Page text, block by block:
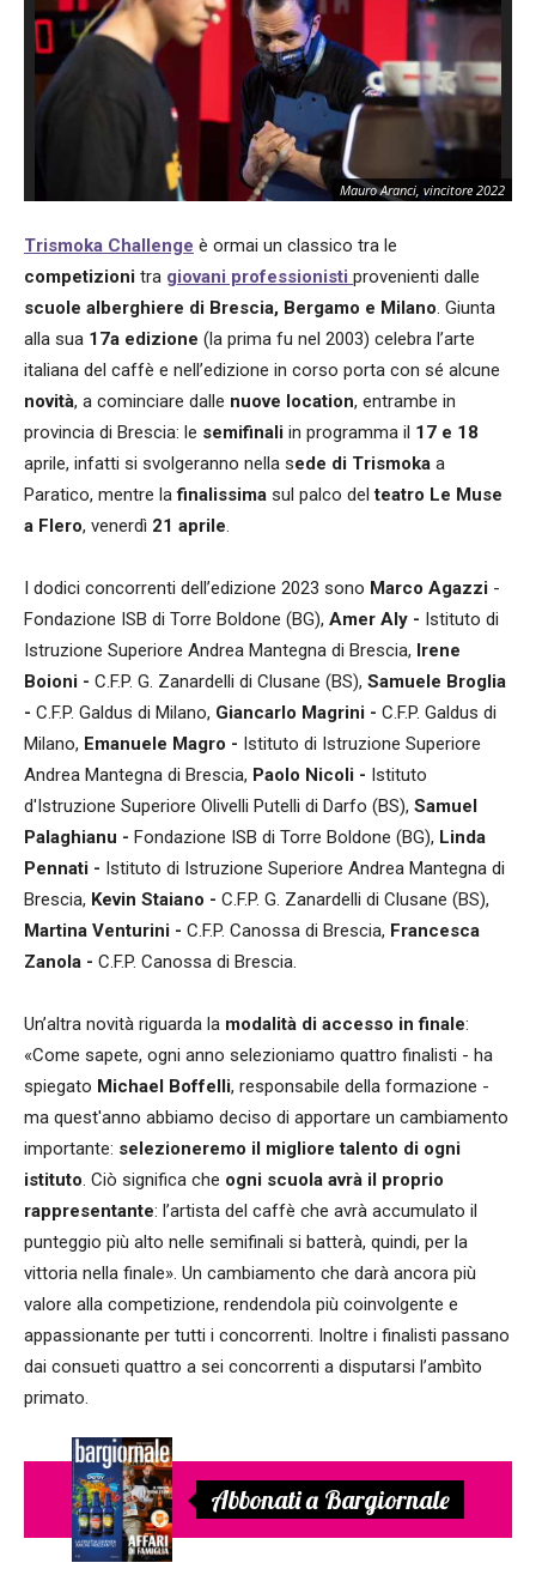
Mauro Aranci, vincitore 2022
Trismoka Challenge è ormai un classico tra le
competizioni tra giovani professionisti provenienti dalle
scuole alberghiere di Brescia, Bergamo e Milano. Giunta
alla sua 17a edizione (la prima fu nel 2003) celebra l’arte
italiana del caffè e nell’edizione in corso porta con sé alcune
novità, a cominciare dalle nuove location, entrambe in
provincia di Brescia: le semifinali in programma il 17 e 18
aprile, infatti si svolgeranno nella sede di Trismoka a
Paratico, mentre lafinalissima sul palco delteatro Le Muse
a Flero, venerdì 21 aprile.
I dodici concorrenti dell’edizione 2023 sono Marco Agazzi -
Fondazione ISB di Torre Boldone (BG), Amer Aly - Istituto di
Istruzione Superiore Andrea Mantegna di Brescia, Irene
Boioni - C.F.P. G. Zanardelli di Clusane (BS), Samuele Broglia
- C.F.P. Galdus di Milano, Giancarlo Magrini - C.F.P. Galdus di
Milano, Emanuele Magro - Istituto di Istruzione Superiore
Andrea Mantegna di Brescia, Paolo Nicoli - Istituto
d'Istruzione Superiore Olivelli Putelli di Darfo (BS), Samuel
Palaghianu - Fondazione ISB di Torre Boldone (BG), Linda
Pennati - Istituto di Istruzione Superiore Andrea Mantegna di
Brescia, Kevin Staiano - C.F.P. G. Zanardelli di Clusane (BS),
Martina Venturini - C.F.P. Canossa di Brescia, Francesca
Zanola - C.F.P. Canossa di Brescia.
Un’altra novità riguarda la modalità di accesso in finale:
«Come sapete, ogni anno selezioniamo quattro finalisti - ha
spiegato Michael Boffelli, responsabile della formazione -
ma quest'anno abbiamo deciso di apportare un cambiamento
importante: selezioneremo il migliore talento di ogni
istituto. Ciò significa che ogni scuola avrà il proprio
rappresentante: l’artista del caffè che avrà accumulato il
punteggio più alto nelle semifinali si batterà, quindi, per la
vittoria nella finale». Un cambiamento che darà ancora più
valore alla competizione, rendendola più coinvolgente e
appassionante per tutti i concorrenti. Inoltre i finalisti passano
dai consueti quattro a sei concorrenti a disputarsi l’ambìto
primato.
Abbonati a Bargiornale